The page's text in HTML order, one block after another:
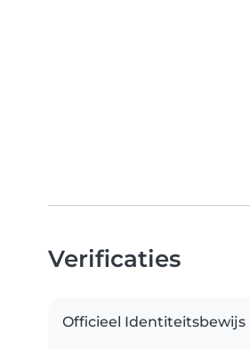
Verificaties
Officieel Identiteitsbewijs